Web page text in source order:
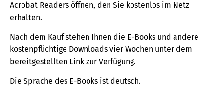
Acrobat Readers öffnen, den Sie kostenlos im Netz
erhalten.
Nach dem Kauf stehen Ihnen die E-Books und andere
kostenpflichtige Downloads vier Wochen unter dem
bereitgestellten Link zur Verfügung.
Die Sprache des E-Books ist deutsch.